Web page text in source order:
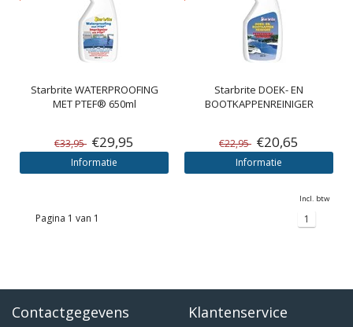
Starbrite WATERPROOFING
MET PTEF® 650ml
€33,95 €29,95
Informatie
Starbrite DOEK- EN
BOOTKAPPENREINIGER
€22,95 €20,65
Informatie
Incl. btw
Pagina 1 van 1 1
Contactgegevens Klantenservice